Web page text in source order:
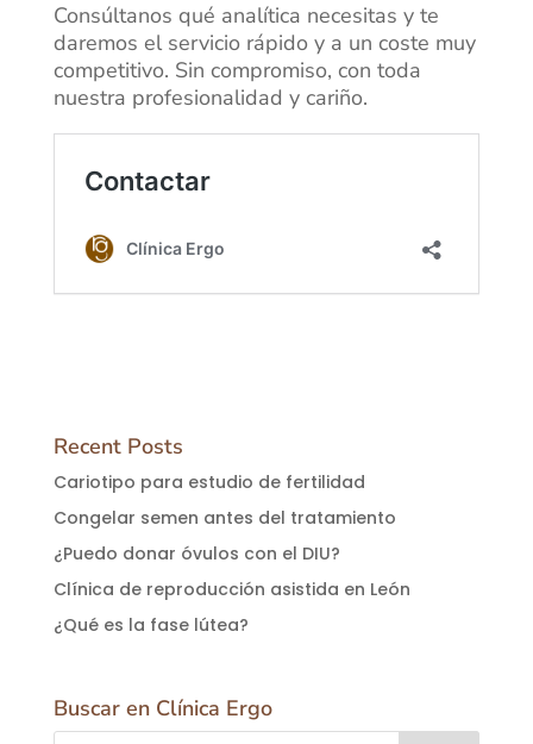
Consúltanos qué analítica necesitas y te
daremos el servicio rápido y a un coste muy
competitivo. Sin compromiso, con toda
nuestra profesionalidad y cariño.
Recent Posts
Cariotipo para estudio de fertilidad
Congelar semen antes del tratamiento
¿Puedo donar óvulos con el DIU?
Clínica de reproducción asistida en León
¿Qué es la fase lútea?
Buscar en Clínica Ergo